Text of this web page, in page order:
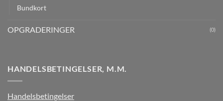
Bundkort
OPGRADERINGER (0)
HANDELSBETINGELSER, M.M.
Handelsbetingelser